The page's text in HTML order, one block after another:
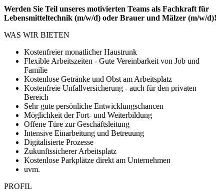
Werden Sie Teil unseres motivierten Teams als Fachkraft für
Lebensmitteltechnik (m/w/d) oder Brauer und Mälzer (m/w/d)!
WAS WIR BIETEN
Kostenfreier monatlicher Haustrunk
Flexible Arbeitszeiten - Gute Vereinbarkeit von Job und
Familie
Kostenlose Getränke und Obst am Arbeitsplatz
Kostenfreie Unfallversicherung - auch für den privaten
Bereich
Sehr gute persönliche Entwicklungschancen
Möglichkeit der Fort- und Weiterbildung
Offene Türe zur Geschäftsleitung
Intensive Einarbeitung und Betreuung
Digitalisierte Prozesse
Zukunftssicherer Arbeitsplatz
Kostenlose Parkplätze direkt am Unternehmen
uvm.
PROFIL